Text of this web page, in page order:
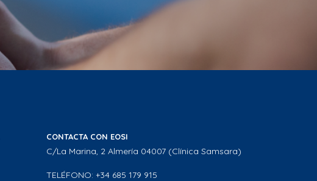
CONTACTA CON EOSI
C/La Marina, 2 Almería 04007 (Clínica Samsara)
TELÉFONO: +34 685 179 915